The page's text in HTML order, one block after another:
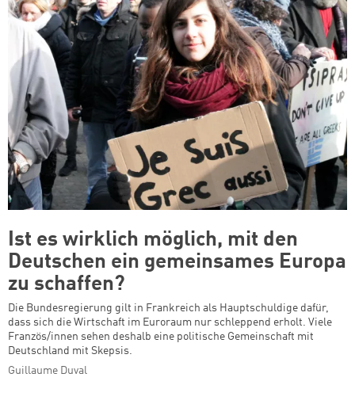
Ist es wirklich möglich, mit den
Deutschen ein gemeinsames Europa
zu schaffen?
Die Bundesregierung gilt in Frankreich als Hauptschuldige dafür,
dass sich die Wirtschaft im Euroraum nur schleppend erholt. Viele
Französ/innen sehen deshalb eine politische Gemeinschaft mit
Deutschland mit Skepsis.
Guillaume Duval